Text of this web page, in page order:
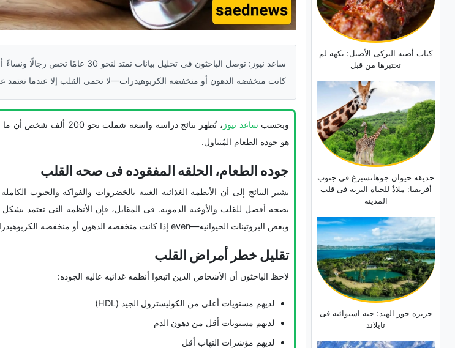
ساعد نیوز: توصل الباحثون فی تحلیل
کانت منخفضه الدهون أو منخفضه الکربوهیدرات—لا تحمی القلب إلا عندما تعتمد
وبحسب ساعد نیوز
، تُظهر نتائج دراسه واسعه
هو جوده الطعام المُتناول.
جوده الطعام، الحلقه المفقوده فی صحه القلب
تشیر النتائج إلى أن الأنظمه الغذائیه الغنیه بالخضروات والفواکه والحبوب
بصحه أفضل للقلب والأوعیه الدمویه. فی المقابل، فإن الأنظمه التی تعتمد
وبعض البروتینات الحیوانیه—even إذا کانت منخفضه الدهون أو منخفضه الکربوهیدرات—لیست بالضروره مفیده للقلب.
تقلیل خطر أمراض القلب
لاحظ الباحثون أن الأشخاص الذین اتبعوا أنظمه غذائیه عالیه الجوده:
لدیهم مستویات أعلى من الکولیسترول الجید (HDL)
لدیهم مستویات أقل من دهون الدم
لدیهم مؤشرات التهاب أقل
کباب أضنه الترکی الأصیل: نکهه لم
تختبرها من قبل
حدیقه حیوان جوهانسبرغ فی جنوب
أفریقیا: ملاذٌ للحیاه البریه فی قلب
المدینه
جزیره جوز الهند: جنه استوائیه فی
تایلاند